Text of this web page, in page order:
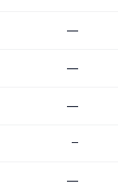
—
—
—
—
—